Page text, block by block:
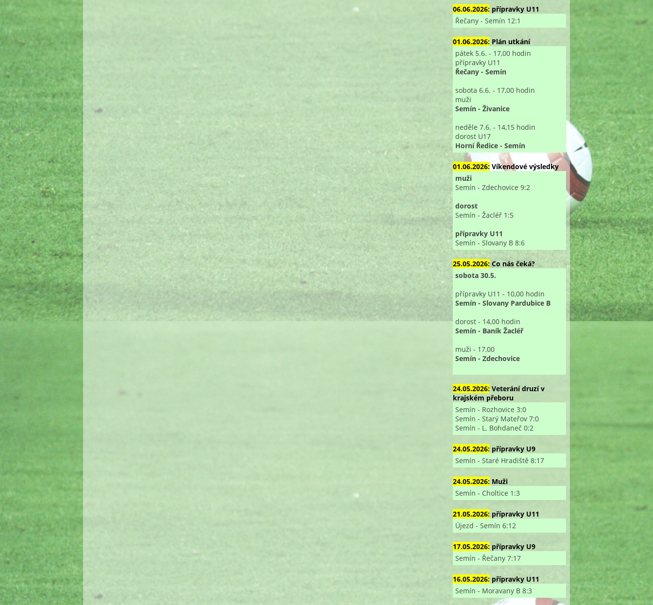
06.06.2026: přípravky U11
Řečany - Semín 12:1
01.06.2026: Plán utkání
pátek 5.6. - 17,00 hodin
přípravky U11
Řečany - Semín
sobota 6.6. - 17,00 hodin
muži
Semín - Živanice
neděle 7.6. - 14,15 hodin
dorost U17
Horní Ředice - Semín
01.06.2026: Víkendové výsledky
muži
Semín - Zdechovice 9:2
dorost
Semín - Žacléř 1:5
přípravky U11
Semín - Slovany B 8:6
25.05.2026: Co nás čeká?
sobota 30.5.
přípravky U11 - 10,00 hodin
Semín - Slovany Pardubice B
dorost - 14,00 hodin
Semín - Baník Žacléř
muži - 17,00
Semín - Zdechovice
24.05.2026: Veterání druzí v
krajském přeboru
Semín - Rozhovice 3:0
Semín - Starý Mateřov 7:0
Semín - L. Bohdaneč 0:2
24.05.2026: přípravky U9
Semín - Staré Hradiště 8:17
24.05.2026: Muži
Semín - Choltice 1:3
21.05.2026: přípravky U11
Újezd - Semín 6:12
17.05.2026: přípravky U9
Semín - Řečany 7:17
16.05.2026: přípravky U11
Semín - Moravany B 8:3